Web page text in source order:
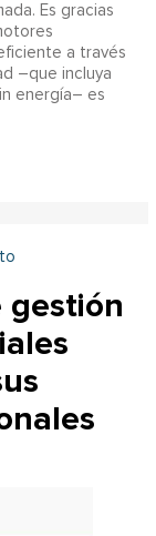
Es gracias
a través
–que incluya
energía– es
gestión